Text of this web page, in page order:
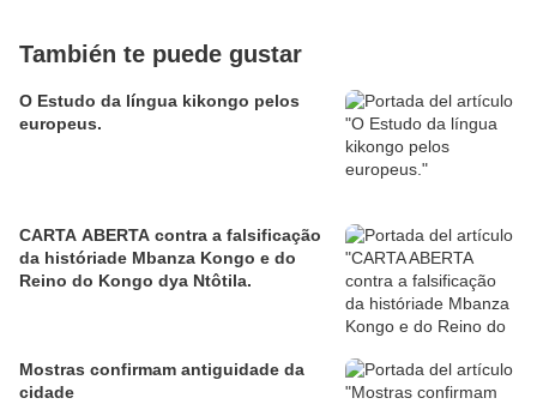
También te puede gustar
O Estudo da língua kikongo pelos
europeus.
CARTA ABERTA contra a falsificação
da históriade Mbanza Kongo e do
Reino do Kongo dya Ntôtila.
Mostras confirmam antiguidade da
cidade